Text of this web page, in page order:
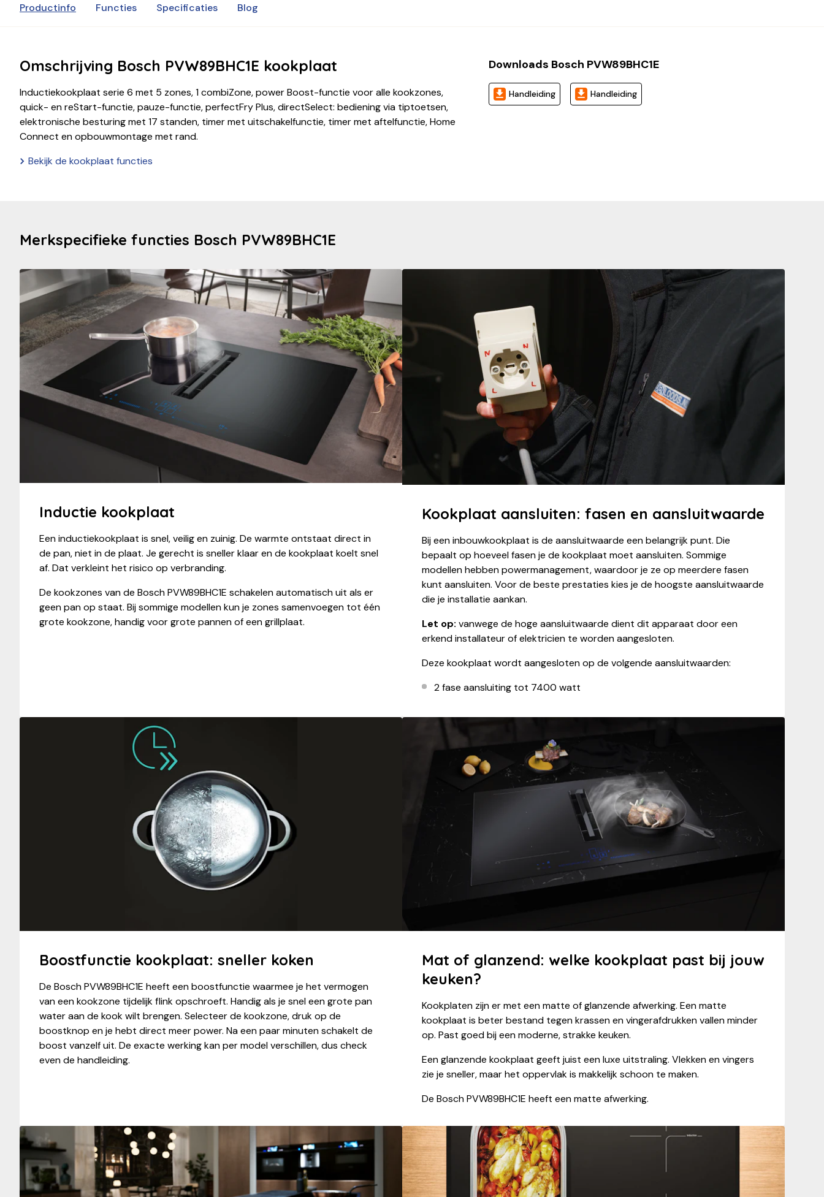
Productinfo Functies Specificaties Blog
Omschrijving Bosch PVW89BHC1E kookplaat
Inductiekookplaat serie 6 met 5 zones, 1 combiZone, power Boost-functie voor alle kookzones,
quick- en reStart-functie, pauze-functie, perfectFry Plus, directSelect: bediening via tiptoetsen,
elektronische besturing met 17 standen, timer met uitschakelfunctie, timer met aftelfunctie, Home
Connect en opbouwmontage met rand.
Bekijk de kookplaat functies
Downloads Bosch PVW89BHC1E
Handleiding Handleiding
Merkspecifieke functies Bosch PVW89BHC1E
Inductie kookplaat
Een inductiekookplaat is snel, veilig en zuinig. De warmte ontstaat direct in
de pan, niet in de plaat. Je gerecht is sneller klaar en de kookplaat koelt snel
af. Dat verkleint het risico op verbranding.
De kookzones van de Bosch PVW89BHC1E schakelen automatisch uit als er
geen pan op staat. Bij sommige modellen kun je zones samenvoegen tot één
grote kookzone, handig voor grote pannen of een grillplaat.
Kookplaat aansluiten: fasen en aansluitwaarde
Bij een inbouwkookplaat is de aansluitwaarde een belangrijk punt. Die
bepaalt op hoeveel fasen je de kookplaat moet aansluiten. Sommige
modellen hebben powermanagement, waardoor je ze op meerdere fasen
kunt aansluiten. Voor de beste prestaties kies je de hoogste aansluitwaarde
die je installatie aankan.
Let op: vanwege de hoge aansluitwaarde dient dit apparaat door een
erkend installateur of elektricien te worden aangesloten.
Deze kookplaat wordt aangesloten op de volgende aansluitwaarden:
2 fase aansluiting tot 7400 watt
Boostfunctie kookplaat: sneller koken
De Bosch PVW89BHC1E heeft een boostfunctie waarmee je het vermogen
van een kookzone tijdelijk flink opschroeft. Handig als je snel een grote pan
water aan de kook wilt brengen. Selecteer de kookzone, druk op de
boostknop en je hebt direct meer power. Na een paar minuten schakelt de
boost vanzelf uit. De exacte werking kan per model verschillen, dus check
even de handleiding.
Mat of glanzend: welke kookplaat past bij jouw
keuken?
Kookplaten zijn er met een matte of glanzende afwerking. Een matte
kookplaat is beter bestand tegen krassen en vingerafdrukken vallen minder
op. Past goed bij een moderne, strakke keuken.
Een glanzende kookplaat geeft juist een luxe uitstraling. Vlekken en vingers
zie je sneller, maar het oppervlak is makkelijk schoon te maken.
De Bosch PVW89BHC1E heeft een matte afwerking.